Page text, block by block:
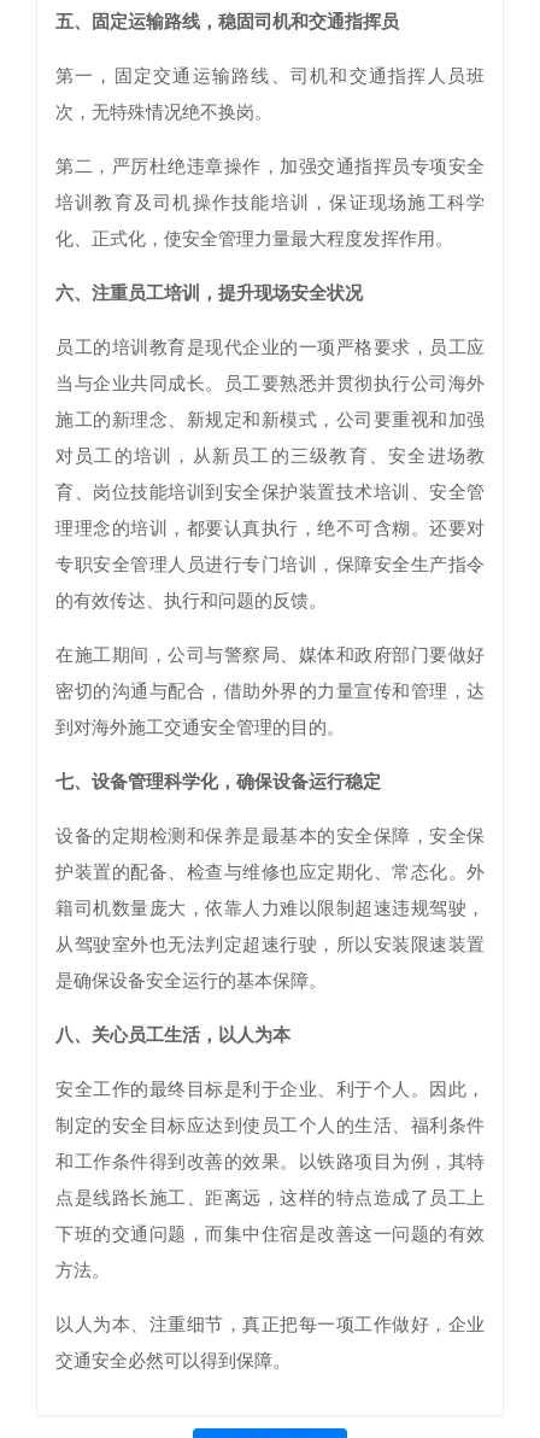
五、固定运输路线，稳固司机和交通指挥员
第一，固定交通运输路线、司机和交通指挥人员班
次，无特殊情况绝不换岗。
第二，严厉杜绝违章操作，加强交通指挥员专项安全
培训教育及司机操作技能培训，保证现场施工科学
化、正式化，使安全管理力量最大程度发挥作用。
六、注重员工培训，提升现场安全状况
员工的培训教育是现代企业的一项严格要求，员工应
当与企业共同成长。员工要熟悉并贯彻执行公司海外
施工的新理念、新规定和新模式，公司要重视和加强
对员工的培训，从新员工的三级教育、安全进场教
育、岗位技能培训到安全保护装置技术培训、安全管
理理念的培训，都要认真执行，绝不可含糊。还要对
专职安全管理人员进行专门培训，保障安全生产指令
的有效传达、执行和问题的反馈。
在施工期间，公司与警察局、媒体和政府部门要做好
密切的沟通与配合，借助外界的力量宣传和管理，达
到对海外施工交通安全管理的目的。
七、设备管理科学化，确保设备运行稳定
设备的定期检测和保养是最基本的安全保障，安全保
护装置的配备、检查与维修也应定期化、常态化。外
籍司机数量庞大，依靠人力难以限制超速违规驾驶，
从驾驶室外也无法判定超速行驶，所以安装限速装置
是确保设备安全运行的基本保障。
八、关心员工生活，以人为本
安全工作的最终目标是利于企业、利于个人。因此，
制定的安全目标应达到使员工个人的生活、福利条件
和工作条件得到改善的效果。以铁路项目为例，其特
点是线路长施工、距离远，这样的特点造成了员工上
下班的交通问题，而集中住宿是改善这一问题的有效
方法。
以人为本、注重细节，真正把每一项工作做好，企业
交通安全必然可以得到保障。